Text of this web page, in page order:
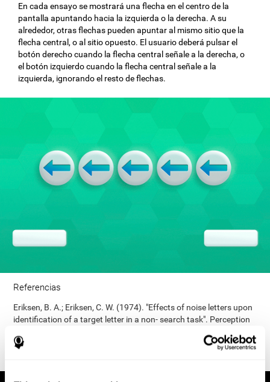
En cada ensayo se mostrará una flecha en el centro de la
pantalla apuntando hacia la izquierda o la derecha. A su
alrededor, otras flechas pueden apuntar al mismo sitio que la
flecha central, o al sitio opuesto. El usuario deberá pulsar el
botón derecho cuando la flecha central señale a la derecha, o
el botón izquierdo cuando la flecha central señale a la
izquierda, ignorando el resto de flechas.
Referencias
Eriksen, B. A.; Eriksen, C. W. (1974). "Effects of noise letters upon
identification of a target letter in a non- search task". Perception